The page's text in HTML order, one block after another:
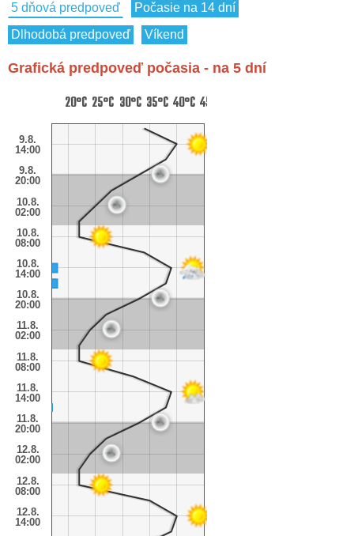
5 dňová predpoveď
Počasie na 14 dní
Dlhodobá predpoveď
Víkend
Grafická predpoveď počasia - na 5 dní
9.8.
14:00
9.8.
20:00
10.8.
02:00
10.8.
08:00
10.8.
14:00
10.8.
20:00
11.8.
02:00
11.8.
08:00
11.8.
14:00
11.8.
20:00
12.8.
02:00
12.8.
08:00
12.8.
14:00
20°C 25°C 30°C 35°C 40°C 45°C